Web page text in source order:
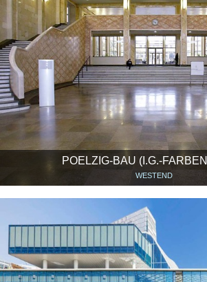
POELZIG-BAU (I.G.-
WESTEND